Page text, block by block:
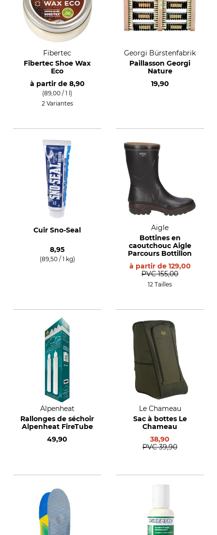
Fibertec
Fibertec Shoe Wax
Eco
à partir de 8,90
(89,00 / 1 l)
2 Variantes
Georgi Bürstenfabrik
Paillasson Georgi
Nature
19,90
Cuir Sno-Seal
8,95
(89,50 / 1 kg)
Aigle
Bottines en
caoutchouc Aigle
Parcours Bottillon
à partir de 129,00
PVC 155,00
12 Tailles
Alpenheat
Rallonges de séchoir
Alpenheat FireTube
49,90
Le Chameau
Sac à bottes Le
Chameau
38,90
PVC 39,90